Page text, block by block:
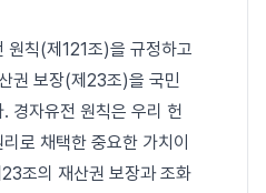
원칙(제121조)을 규정하고
권 보장(제23조)을 국민
경자유전 원칙은 우리 헌
로 채택한 중요한 가치이
조의 재산권 보장과 조화